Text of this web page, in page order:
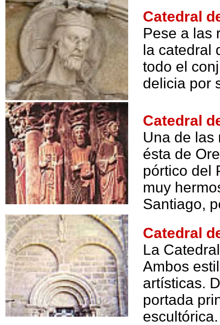
Catedral
Pese a las
la catedral
todo el
delicia por
Catedral
Una de las
ésta de
pórtico del
muy
Santiago,
Catedral
La
Ambos
artísticas.
portada